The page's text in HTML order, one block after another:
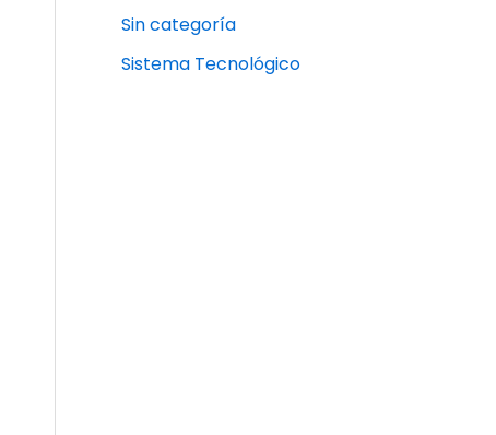
Sin categoría
Sistema Tecnológico